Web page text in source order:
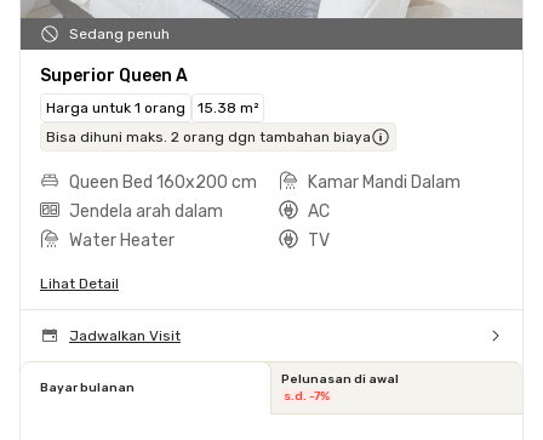
Sedang penuh
Superior Queen A
Harga untuk 1 orang
15.38 m²
Bisa dihuni maks. 2 orang dgn tambahan biaya
Queen Bed 160x200 cm
Kamar Mandi Dalam
Jendela arah dalam
AC
Water Heater
TV
Lihat Detail
Jadwalkan Visit
Bayar bulanan
Pelunasan di awal
s.d. -7%